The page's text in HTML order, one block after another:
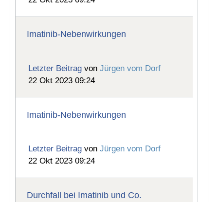
Imatinib-Nebenwirkungen
Letzter Beitrag vonJürgen vom Dorf
22 Okt 2023 09:24
Imatinib-Nebenwirkungen
Letzter Beitrag vonJürgen vom Dorf
22 Okt 2023 09:24
Durchfall bei Imatinib und Co.